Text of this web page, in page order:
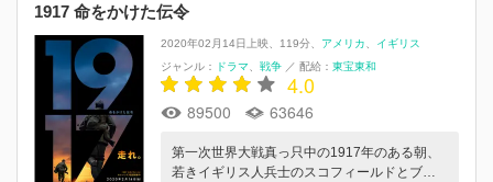
1917 命をかけた伝令
2020年02月14日上映 119分 アメリカ
イギリス
ジャンル：
ドラマ 戦争 ／ 配給： 東宝東和
4.0
89500 63646
第一次世界大戦真っ只中の1917年のある朝、
若きイギリス人兵士のスコフィールドとブ…